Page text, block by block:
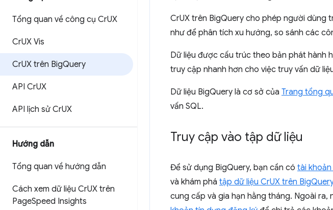
Tổng quan về công cụ CrUX
CrUX Vis
CrUX trên BigQuery
API CrUX
API lịch sử CrUX
Hướng dẫn
Tổng quan về hướng dẫn
Cách xem dữ liệu CrUX trên
PageSpeed Insights
CrUX trên BigQuery cho phép người dùng
như để phân tích xu hướng, so sánh các
Dữ liệu được cấu trúc theo bản phát hành
truy cập nhanh hơn cho việc truy vấn dữ
Dữ liệu BigQuery là cơ sở của Trang tổng
vấn SQL.
Truy cập vào tập dữ liệu
Để sử dụng BigQuery, bạn cần có tài
và khám phá tập dữ liệu CrUX trên
cung cấp và gia hạn hằng tháng. Ngoài